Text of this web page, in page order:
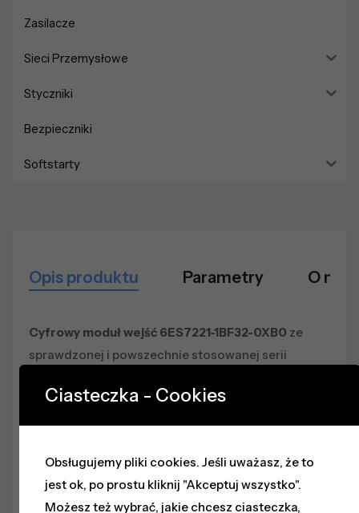
Zasilacze
Sieci Przemysłowe
Styczniki
Bezpieczniki
Softstarty
Opis produktu Parametry O
Cyfrowy moduł wejść 6ES7221-1BF32-0XB0 ze
sprawdzonej i powszechnie stosowanej serii
Profesjonalny moduł rozszerzeń (Signal Module)
montowany na szynie DIN z prawej strony
systemu o dodatkowe, szybkie wejścia dwustanowe
(binarne).
Ciasteczka - Cookies
Obsługujemy pliki cookies. Jeśli uważasz, że to
jest ok, po prostu kliknij "Akceptuj wszystko".
Możesz też wybrać, jakie chcesz ciasteczka,